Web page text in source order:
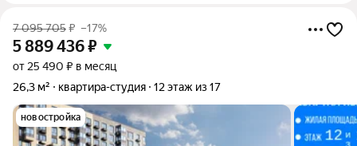
7 095 705₽ –17%
5 889 436₽
от 25 490 ₽ в месяц
26,3 м²
квартира-студия 12 этаж из 17
новостройка